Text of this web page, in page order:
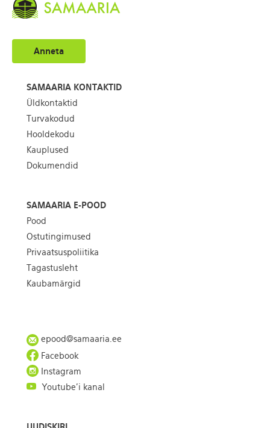
Anneta
SAMAARIA KONTAKTID
Üldkontaktid
Turvakodud
Hooldekodu
Kauplused
Dokumendid
SAMAARIA E-POOD
Pood
Ostutingimused
Privaatsuspoliitika
Tagastusleht
Kaubamärgid
epood@samaaria.ee
Facebook
Instagram
Youtube'i kanal